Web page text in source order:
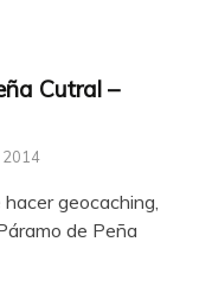
Cutral –
2014
geocaching,
de Peña